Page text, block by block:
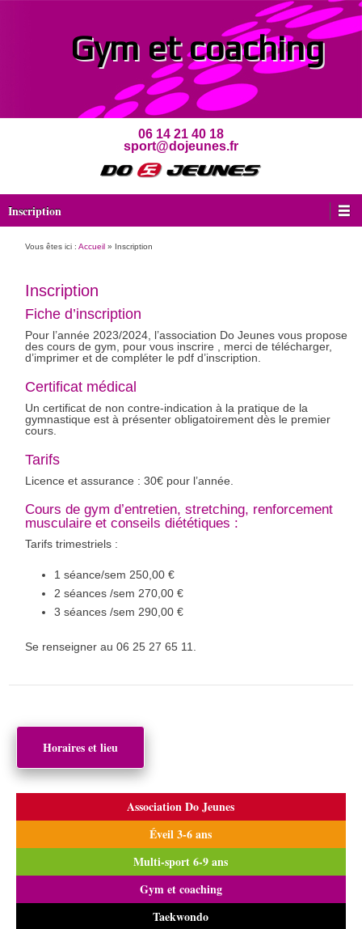
Gym et coaching
06 14 21 40 18
sport@dojeunes.fr
Inscription
Vous êtes ici :Accueil » Inscription
Inscription
Fiche d’inscription
Pour l’année 2023/2024, l’association Do Jeunes vous propose
des cours de gym, pour vous inscrire , merci de télécharger,
d’imprimer et de compléter le pdf d’inscription.
Certificat médical
Un certificat de non contre-indication à la pratique de la
gymnastique est à présenter obligatoirement dès le premier
cours.
Tarifs
Licence et assurance : 30€ pour l’année.
Cours de gym d’entretien, stretching, renforcement
musculaire et conseils diététiques :
Tarifs trimestriels :
1 séance/sem 250,00 €
2 séances /sem 270,00 €
3 séances /sem 290,00 €
Se renseigner au 06 25 27 65 11.
Horaires et lieu
Association Do Jeunes
Éveil 3-6 ans
Multi-sport 6-9 ans
Gym et coaching
Taekwondo